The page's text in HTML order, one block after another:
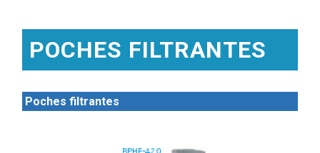
POCHES FILTRANTES
Poches filtrantes